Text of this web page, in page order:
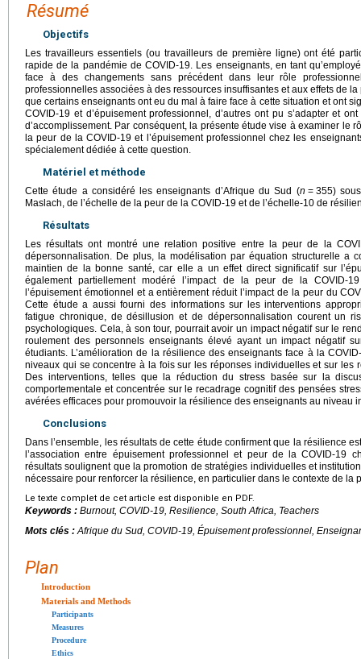
Résumé
Objectifs
Les travailleurs essentiels (ou travailleurs de première ligne) ont été
rapide de la pandémie de COVID-19. Les enseignants, en tant
face à des changements sans précédent dans leur rôle
professionnelles associées à des ressources insuffisantes et aux effets de
que certains enseignants ont eu du mal à faire face à cette situation et ont
COVID-19 et d’épuisement professionnel, d’autres ont pu s’adapter et
d’accomplissement. Par conséquent, la présente étude vise à examiner le
la peur de la COVID-19 et l’épuisement professionnel chez les
spécialement dédiée à cette question.
Matériel et méthode
Cette étude a considéré les enseignants d’Afrique du Sud (n = 355)
Maslach, de l’échelle de la peur de la COVID-19 et de l’échelle-10 de
Résultats
Les résultats ont montré une relation positive entre la peur de la
dépersonnalisation. De plus, la modélisation par équation structurelle a
maintien de la bonne santé, car elle a un effet direct significatif sur
également partiellement modéré l’impact de la peur de la COVID-
l’épuisement émotionnel et a entièrement réduit l’impact de la peur du
Cette étude a aussi fourni des informations sur les interventions
fatigue chronique, de désillusion et de dépersonnalisation courent un
psychologiques. Cela, à son tour, pourrait avoir un impact négatif sur le
roulement des personnels enseignants élevé ayant un impact négatif
étudiants. L’amélioration de la résilience des enseignants face à la
niveaux qui se concentre à la fois sur les réponses individuelles et sur les
Des interventions, telles que la réduction du stress basée sur la
comportementale et concentrée sur le recadrage cognitif des pensées
avérées efficaces pour promouvoir la résilience des enseignants au niveau
Conclusions
Dans l’ensemble, les résultats de cette étude confirment que la résilience
l’association entre épuisement professionnel et peur de la COVID-19
résultats soulignent que la promotion de stratégies individuelles et
nécessaire pour renforcer la résilience, en particulier dans le contexte de la
Le texte complet de cet article est disponible en PDF.
Keywords : Burnout, COVID-19, Resilience, South Africa, Teachers
Mots clés :Afrique du Sud, COVID-19, Épuisement professionnel,
Plan
Introduction
Materials and Methods
Participants
Measures
Procedure
Ethics